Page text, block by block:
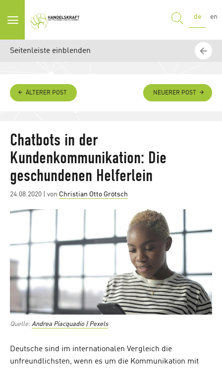
SUCHEde en
ÄLTERER POST NEUERER POST
Chatbots in der
Kundenkommunikation: Die
geschundenen Helferlein
Posted
24.08.2020 | von Christian Otto Grötsch
Quelle: Andrea Piacquadio | Pexels
Deutsche sind im internationalen Vergleich die
unfreundlichsten, wenn es um die Kommunikation mit
Seitenleiste einblenden